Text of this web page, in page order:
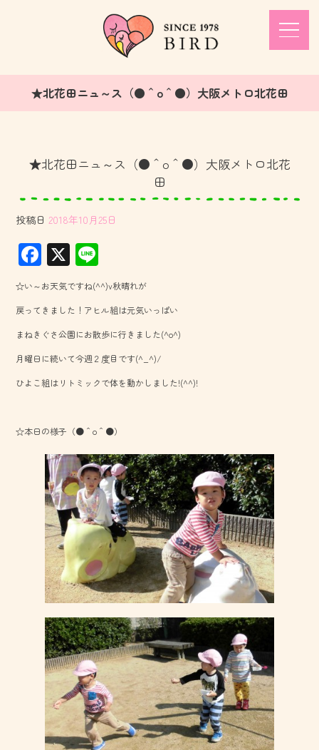
★北花田ニュ～ス（●＾o＾●）大阪メトロ北花田
★北花田ニュ～ス（●＾o＾●）大阪メトロ北花
田
投稿日 2018年10月25日
F
ac
e
b
o
ok
X
ne
☆い～お天気ですね(^^)v秋晴れが
戻ってきました！アヒル組は元気いっぱい
まねきぐさ公園にお散歩に行きました(^o^)
月曜日に続いて今週２度目です(^_^)/
ひよこ組はリトミックで体を動かしました!(^^)!
☆本日の様子（●＾o＾●）